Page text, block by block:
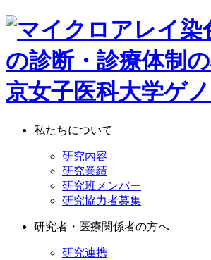
私たちについて
研究内容
研究業績
研究班メンバー
研究協力者募集
研究者・医療関係者の方へ
研究連携